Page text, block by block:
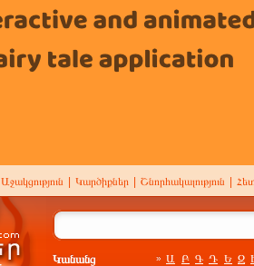
Աջակցություն Կարծիքներ Շնորհակալություն
Կանանց » Ա Բ Գ Դ Ե Զ